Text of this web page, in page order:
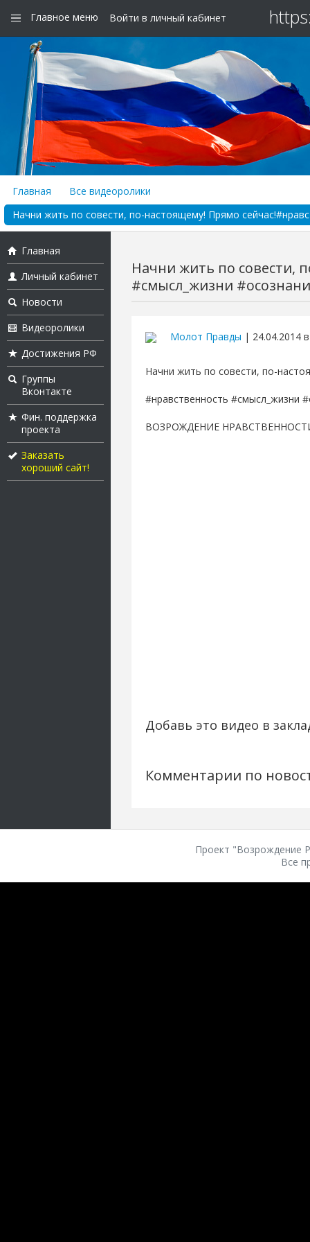
Главное меню Войти в личный кабинет
Главная
Все видеоролики
Начни жить по совести, по-настоящему! Прямо
Главная
Личный кабинет
Новости
Видеоролики
Достижения РФ
Группы
Вконтакте
Фин. поддержка
проекта
Заказать
хороший сайт!
Начни жить по совести,
#смысл_жизни
Молот Правды | 24.04.2014
Начни жить по совести, по-
#нравственность #смысл_жизни
ВОЗРОЖДЕНИЕ
Добавь это видео в
Комментарии по
Проект "Возрождение
Все